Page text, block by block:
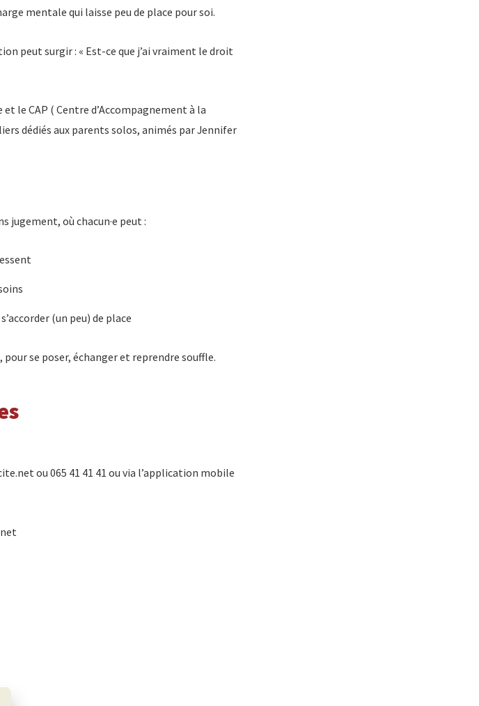
mentale qui laisse peu de place pour soi.
peut surgir : « Est-ce que j’ai vraiment le droit
le CAP ( Centre d’Accompagnement à la
dédiés aux parents solos, animés par Jennifer
jugement, où chacun·e peut :
(un peu) de place
se poser, échanger et reprendre souffle.
ou 065 41 41 41 ou via l’application mobile